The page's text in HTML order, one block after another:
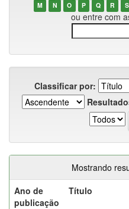
M
N O P Q R S
ou entre com
Classificar por:
Mostrando
Ano de
publicação
Título